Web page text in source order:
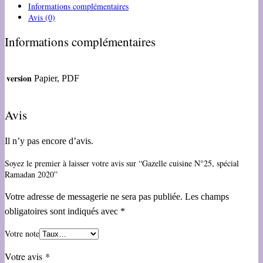
Informations complémentaires
Avis (0)
Informations complémentaires
version Papier, PDF
Avis
Il n’y pas encore d’avis.
Soyez le premier à laisser votre avis sur “Gazelle cuisine N°25, spécial
Ramadan 2020”
Votre adresse de messagerie ne sera pas publiée. Les champs
obligatoires sont indiqués avec *
Votre note
Votre avis *